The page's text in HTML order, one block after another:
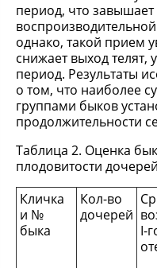
период, что
однако, такой прием
снижает выход
период. Результаты
о том, что наиболее
группами быков
продолжительности
Таблица 2. Оценка
плодовитости дочерей
Кличка
и №
быка
Кол-во
дочерей
Ӏ-